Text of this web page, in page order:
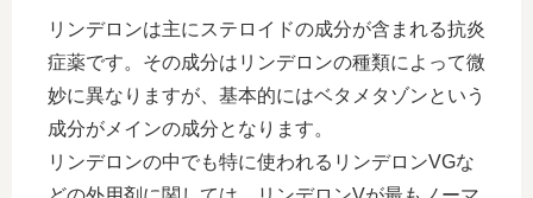
リンデロンは主にステロイドの成分が含まれる抗炎
症薬です。その成分はリンデロンの種類によって微
妙に異なりますが、基本的にはベタメタゾンという
成分がメインの成分となります。
リンデロンの中でも特に使われるリンデロンVGな